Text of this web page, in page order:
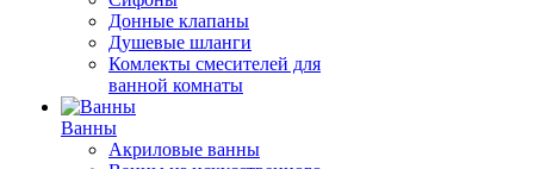
Донные клапаны
Душевые шланги
Комлекты смесителей для
ванной комнаты
Ванны
Акриловые ванны